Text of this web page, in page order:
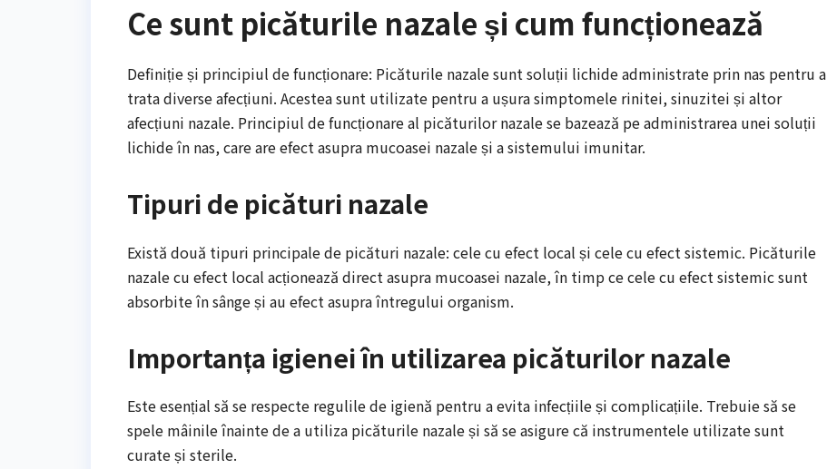
Ce sunt picăturile nazale și cum funcționează
Definiție și principiul de funcționare: Picăturile nazale sunt soluții lichide administrate prin nas pentru a
trata diverse afecțiuni. Acestea sunt utilizate pentru a ușura simptomele rinitei, sinuzitei și altor
afecțiuni nazale. Principiul de funcționare al picăturilor nazale se bazează pe administrarea unei soluții
lichide în nas, care are efect asupra mucoasei nazale și a sistemului imunitar.
Tipuri de picături nazale
Există două tipuri principale de picături nazale: cele cu efect local și cele cu efect sistemic. Picăturile
nazale cu efect local acționează direct asupra mucoasei nazale, în timp ce cele cu efect sistemic sunt
absorbite în sânge și au efect asupra întregului organism.
Importanța igienei în utilizarea picăturilor nazale
Este esențial să se respecte regulile de igienă pentru a evita infecțiile și complicațiile. Trebuie să se
spele mâinile înainte de a utiliza picăturile nazale și să se asigure că instrumentele utilizate sunt
curate și sterile.